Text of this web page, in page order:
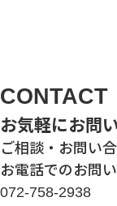
CONTACT
お気軽にお問
ご相談・お問い
お電話でのお問
072-758-2938